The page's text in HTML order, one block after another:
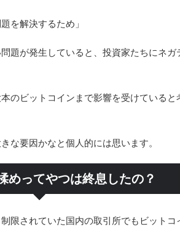
を解決するため」
題が発生していると、投資家たちにネガ
のビットコインまで影響を受けていると
な要因かなと個人的には思います。
めってやつは終息したの？
限されていた国内の取引所でもビットコ